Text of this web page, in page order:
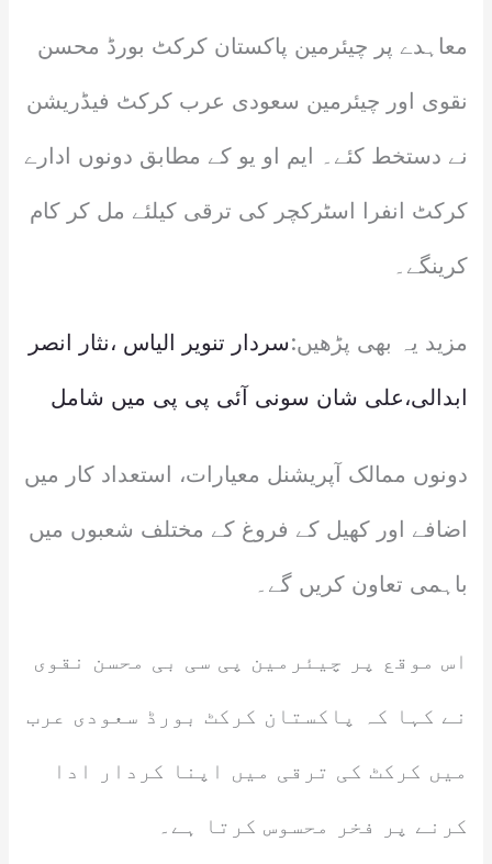
معاہدے پر چیئرمین پاکستان کرکٹ بورڈ محسن
نقوی اور چیئرمین سعودی عرب کرکٹ فیڈریشن
نے دستخط کئے۔ ایم او یو کے مطابق دونوں ادارے
کرکٹ انفرا اسٹرکچر کی ترقی کیلئے مل کر کام
کرینگے۔
مزید یہ بھی پڑھیں:سردار تنویر الیاس ،نثار انصر
ابدالی،علی شان سونی آئی پی پی میں شامل
دونوں ممالک آپریشنل معیارات، استعداد کار میں
اضافے اور کھیل کے فروغ کے مختلف شعبوں میں
باہمی تعاون کریں گے۔
اس موقع پر چیئرمین پی سی بی محسن نقوی
نے کہا کہ پاکستان کرکٹ بورڈ سعودی عرب
میں کرکٹ کی ترقی میں اپنا کردار ادا
کرنے پر فخر محسوس کرتا ہے۔